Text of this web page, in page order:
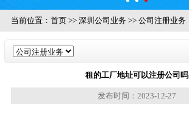
当前位置： 首页>> 深圳公司业务 >> 公司注册业务
租的工厂地址可以注册公司吗
发布时间：2023-12-27